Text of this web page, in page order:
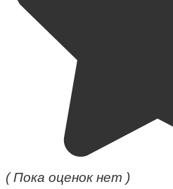
( Пока оценок нет )